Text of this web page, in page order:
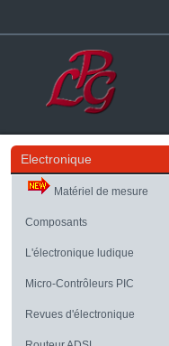
Electronique
Matériel de mesure
Composants
L'électronique ludique
Micro-Contrôleurs PIC
Revues d'électronique